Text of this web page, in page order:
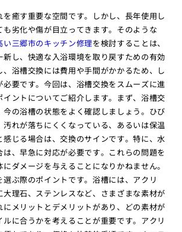
癒す重要な空間です。しかし、長年使用し
も劣化や傷が目立ってきます。そのような
い三郷市のキッチン修理を検討することは、
新し、快適な入浴環境を取り戻すための有効
、浴槽交換には費用や手間がかかるため、し
必要です。今回は、浴槽交換をスムーズに進
イントについてご紹介します。まず、浴槽交
の浴槽の状態をよく確認しましょう。ひび
れが落ちにくくなっている、あるいは保温
じる場合は、交換のサインです。特に、水
、早急に対応が必要です。これらの問題を
ダメージを与えることになりかねません。
ぶ際のポイントです。浴槽には、アクリ
大理石、ステンレスなど、さまざまな素材が
にメリットとデメリットがあり、どの素材が
ルに合うかを考えることが重要です。アクリ